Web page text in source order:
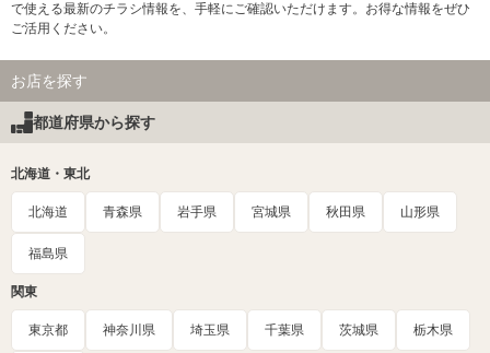
で使える最新のチラシ情報を、手軽にご確認いただけます。お得な情報をぜひ
ご活用ください。
お店を探す
都道府県から探す
北海道・東北
北海道 青森県 岩手県 宮城県 秋田県 山形県
福島県
関東
東京都 神奈川県 埼玉県 千葉県 茨城県 栃木県